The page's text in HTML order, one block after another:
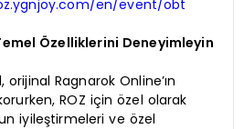
en/event/obt
Özelliklerini Deneyimleyin
Ragnarok Online’ın
ROZ için özel olarak
iyileştirmeleri ve özel